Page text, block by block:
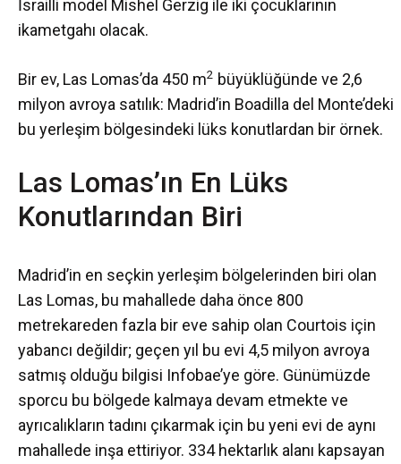
İsrailli model Mishel Gerzig ile iki çocuklarının
ikametgahı olacak.
Bir ev, Las Lomas’da 450 m2 büyüklüğünde ve 2,6
milyon avroya satılık: Madrid’in Boadilla del Monte’deki
bu yerleşim bölgesindeki lüks konutlardan bir örnek.
Las Lomas’ın En Lüks
Konutlarından Biri
Madrid’in en seçkin yerleşim bölgelerinden biri olan
Las Lomas, bu mahallede daha önce 800
metrekareden fazla bir eve sahip olan Courtois için
yabancı değildir; geçen yıl bu evi 4,5 milyon avroya
satmış olduğu bilgisi Infobae’ye göre. Günümüzde
sporcu bu bölgede kalmaya devam etmekte ve
ayrıcalıkların tadını çıkarmak için bu yeni evi de aynı
mahallede inşa ettiriyor. 334 hektarlık alanı kapsayan